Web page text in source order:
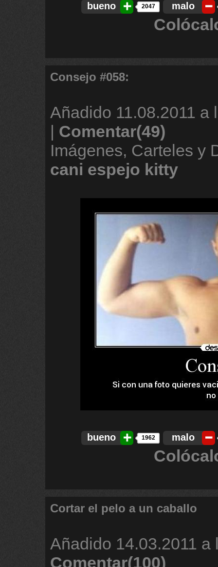
bueno 2047 malo
Consejo #058:
Añadido 11.08.2011 a
| Comentar(49)
Imágenes, Carteles y
cani espejo kitty
bueno 1962 malo
Cortar el pelo a un caballo
Añadido 14.03.2011 a
Comentar(100)